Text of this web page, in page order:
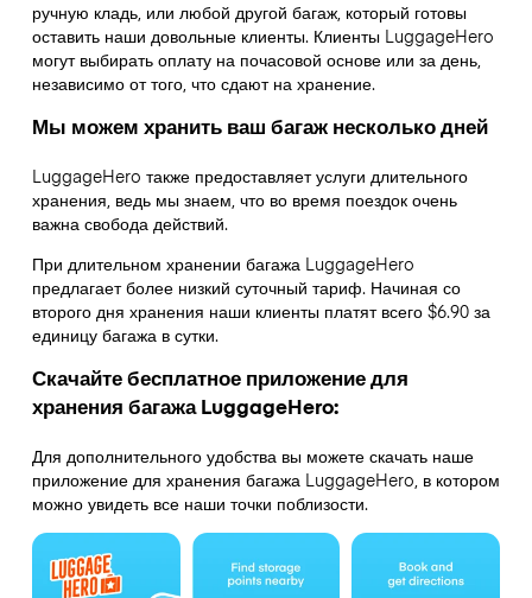
ручную кладь, или любой другой багаж, который готовы
оставить наши довольные клиенты. Клиенты LuggageHero
могут выбирать оплату на почасовой основе или за день,
независимо от того, что сдают на хранение.
Мы можем хранить ваш багаж несколько дней
LuggageHero также предоставляет услуги длительного
хранения, ведь мы знаем, что во время поездок очень
важна свобода действий.
При длительном хранении багажа LuggageHero
предлагает более низкий суточный тариф. Начиная со
второго дня хранения наши клиенты платят всего $6.90 за
единицу багажа в сутки.
Скачайте бесплатное приложение для
хранения багажа LuggageHero:
Для дополнительного удобства вы можете скачать наше
приложение для хранения багажа LuggageHero, в котором
можно увидеть все наши точки поблизости.